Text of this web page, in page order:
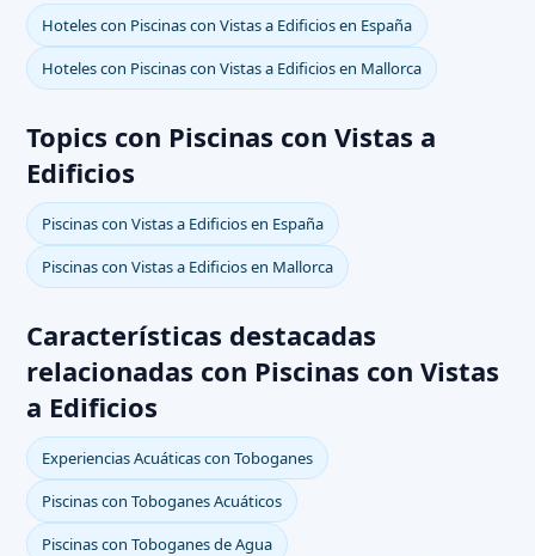
Hoteles con Piscinas con Vistas a Edificios en España
Hoteles con Piscinas con Vistas a Edificios en Mallorca
Topics con Piscinas con Vistas a
Edificios
Piscinas con Vistas a Edificios en España
Piscinas con Vistas a Edificios en Mallorca
Características destacadas
relacionadas con Piscinas con Vistas
a Edificios
Experiencias Acuáticas con Toboganes
Piscinas con Toboganes Acuáticos
Piscinas con Toboganes de Agua